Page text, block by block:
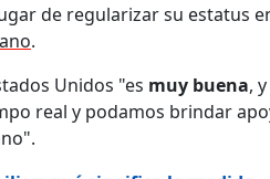
de regularizar su estatus
.
Unidos "es muy buena,
real y podamos brindar